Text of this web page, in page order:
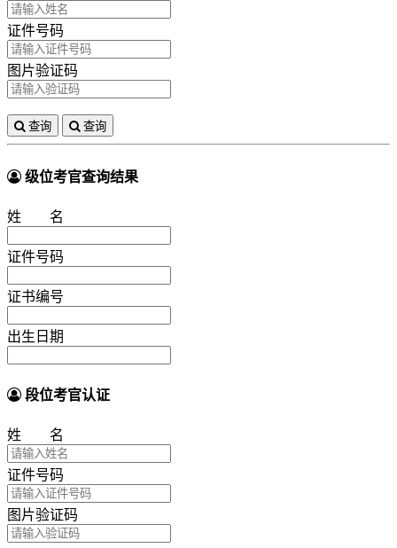
证件号码
图片验证码
查询 查询
级位考官查询结果
姓 名
证件号码
证书编号
出生日期
段位考官认证
姓 名
证件号码
图片验证码